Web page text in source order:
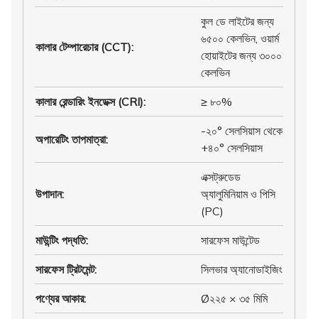
কালার টেম্পারেচার (CCT):
কুল ডে লাইটের জন্য
৬৫০০ কেলভিন, ওয়ার্ম
হোয়াইটের জন্য ৩০০০
কেলভিন
কালার রেন্ডারিং ইনডেক্স (CRI): ≥ ৮০%
অপারেটিং তাপমাত্রা:
-২০° সেলসিয়াস থেকে
+৪০° সেলসিয়াস
উপাদান:
এক্সট্রুডেড
অ্যালুমিনিয়াম ও পিসি
(PC)
মাউন্টিং পদ্ধতি: সারফেস মাউন্টেড
সারফেস ট্রিটমেন্ট: সিলভার অ্যানোডাইজিং
পণ্যের আকার: Ø২২৫ × ৩৫ মিমি